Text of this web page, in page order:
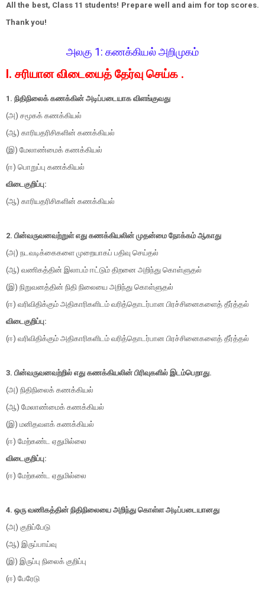
All the best, Class 11 students! Prepare well and aim for top scores.
Thank you!
அலகு 1: கணக்கியல் அறிமுகம்
I. சரியான விடையைத் தேர்வு செய்க .
1. நிதிநிலைக் கணக்கின் அடிப்படையாக விளங்குவது
(அ) சமூகக் கணக்கியல்
(ஆ) காரியதரிசிகளின் கணக்கியல்
(இ) மேலாண்மைக் கணக்கியல்
(ஈ) பொறுப்பு கணக்கியல்
விடைகுறிப்பு:
(ஆ) காரியதரிசிகளின் கணக்கியல்
2. பின்வருவனவற்றுள் எது கணக்கியலின் முதன்மை நோக்கம் ஆகாது
(அ) நடவடிக்கைகளை முறையாகப் பதிவு செய்தல்
(ஆ) வணிகத்தின் இலாபம் ஈட்டும் திறனை அறிந்து கொள்ளுதல்
(இ) நிறுவனத்தின் நிதி நிலையை அறிந்து கொள்ளுதல்
(ஈ) வரிவிதிக்கும் அதிகாரிகளிடம் வரித்தொடர்பான பிரச்சினைகளைத் தீர்த்தல்
விடைகுறிப்பு:
(ஈ) வரிவிதிக்கும் அதிகாரிகளிடம் வரித்தொடர்பான பிரச்சினைகளைத் தீர்த்தல்
3. பின்வருவனவற்றில் எது கணக்கியலின் பிரிவுகளில் இடம்பெறாது.
(அ) நிதிநிலைக் கணக்கியல்
(ஆ) மேலாண்மைக் கணக்கியல்
(இ) மனிதவளக் கணக்கியல்
(ஈ) மேற்கண்ட ஏதுமில்லை
விடைகுறிப்பு:
(ஈ) மேற்கண்ட ஏதுமில்லை
4. ஒரு வணிகத்தின் நிதிநிலையை அறிந்து கொள்ள அடிப்படையானது
(அ) குறிப்பேடு
(ஆ) இருப்பாய்வு
(இ) இருப்பு நிலைக் குறிப்பு
(ஈ) பேரேடு